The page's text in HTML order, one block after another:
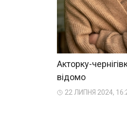
Акторку-
відомо
22 ЛИПНЯ 2024,